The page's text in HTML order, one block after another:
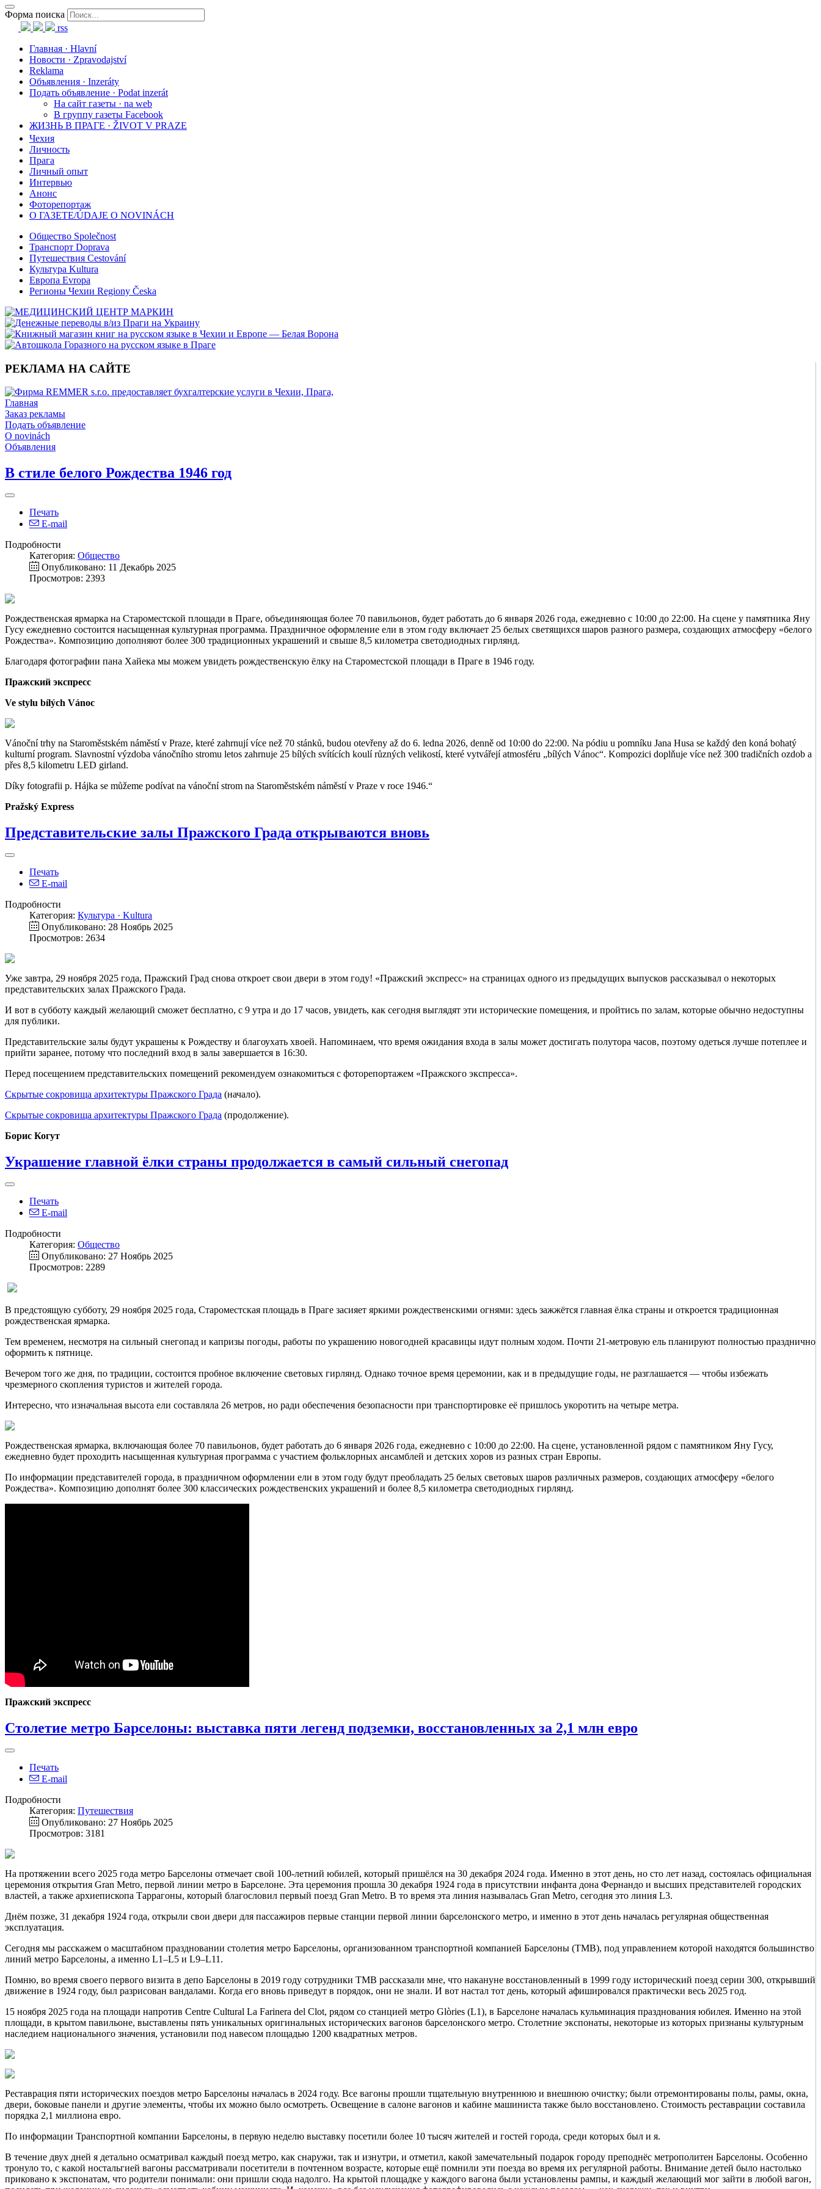
Форма поиска
rss
Главная · Hlavní
Новости · Zpravodajství
Reklama
Объявления · Inzeráty
Подать объявление · Podat inzerát
На сайт газеты · na web
В группу газеты Facebook
ЖИЗНЬ В ПРАГЕ · ŽIVOT V PRAZE
Чехия
Личность
Прага
Личный опыт
Интервью
Анонс
Фоторепортаж
О ГАЗЕТЕ/ÚDAJE O NOVINÁCH
Общество Společnost
Транспорт Doprava
Путешествия Cestování
Культура Kultura
Европа Evropa
Регионы Чехии Regiony Česka
РЕКЛАМА НА САЙТЕ
Главная
Заказ рекламы
Подать объявление
O novinách
Объявления
В стиле белого Рождества 1946 год
Печать
E-mail
Подробности
Категория: Общество
Опубликовано: 11 Декабрь 2025
Просмотров: 2393
Рождественская ярмарка на Староместской площади в Праге, объединяющая более 70 павильонов, будет работать до 6 января 2026 года, ежедневно с 10:00 до 22:00. На сцене у памятника Яну
Гусу ежедневно состоится насыщенная культурная программа. Праздничное оформление ели в этом году включает 25 белых светящихся шаров разного размера, создающих атмосферу «белого
Рождества». Композицию дополняют более 300 традиционных украшений и свыше 8,5 километра светодиодных гирлянд.
Благодаря фотографии пана Хайека мы можем увидеть рождественскую ёлку на Староместской площади в Праге в 1946 году.
Пражский экспресс
Ve stylu bílých Vánoc
Vánoční trhy na Staroměstském náměstí v Praze, které zahrnují více než 70 stánků, budou otevřeny až do 6. ledna 2026, denně od 10:00 do 22:00. Na pódiu u pomníku Jana Husa se každý den koná bohatý
kulturní program. Slavnostní výzdoba vánočního stromu letos zahrnuje 25 bílých svítících koulí různých velikostí, které vytvářejí atmosféru „bílých Vánoc“. Kompozici doplňuje více než 300 tradičních ozdob a
přes 8,5 kilometru LED girland.
Díky fotografii p. Hájka se můžeme podívat na vánoční strom na Staroměstském náměstí v Praze v roce 1946.“
Pražský Express
Представительские залы Пражского Града открываются вновь
Печать
E-mail
Подробности
Категория: Культура · Kultura
Опубликовано: 28 Ноябрь 2025
Просмотров: 2634
Уже завтра, 29 ноября 2025 года, Пражский Град снова откроет свои двери в этом году! «Пражский экспресс» на страницах одного из предыдущих выпусков рассказывал о некоторых
представительских залах Пражского Града.
И вот в субботу каждый желающий сможет бесплатно, с 9 утра и до 17 часов, увидеть, как сегодня выглядят эти исторические помещения, и пройтись по залам, которые обычно недоступны
для публики.
Представительские залы будут украшены к Рождеству и благоухать хвоей. Напоминаем, что время ожидания входа в залы может достигать полутора часов, поэтому одеться лучше потеплее и
прийти заранее, потому что последний вход в залы завершается в 16:30.
Перед посещением представительских помещений рекомендуем ознакомиться с фоторепортажем «Пражского экспресса».
Скрытые сокровища архитектуры Пражского Града (начало).
Скрытые сокровища архитектуры Пражского Града (продолжение).
Борис Когут
Украшение главной ёлки страны продолжается в самый сильный снегопад
Печать
E-mail
Подробности
Категория: Общество
Опубликовано: 27 Ноябрь 2025
Просмотров: 2289
В предстоящую субботу, 29 ноября 2025 года, Староместская площадь в Праге засияет яркими рождественскими огнями: здесь зажжётся главная ёлка страны и откроется традиционная
рождественская ярмарка.
Тем временем, несмотря на сильный снегопад и капризы погоды, работы по украшению новогодней красавицы идут полным ходом. Почти 21-метровую ель планируют полностью празднично
оформить к пятнице.
Вечером того же дня, по традиции, состоится пробное включение световых гирлянд. Однако точное время церемонии, как и в предыдущие годы, не разглашается — чтобы избежать
чрезмерного скопления туристов и жителей города.
Интересно, что изначальная высота ели составляла 26 метров, но ради обеспечения безопасности при транспортировке её пришлось укоротить на четыре метра.
Рождественская ярмарка, включающая более 70 павильонов, будет работать до 6 января 2026 года, ежедневно с 10:00 до 22:00. На сцене, установленной рядом с памятником Яну Гусу,
ежедневно будет проходить насыщенная культурная программа с участием фольклорных ансамблей и детских хоров из разных стран Европы.
По информации представителей города, в праздничном оформлении ели в этом году будут преобладать 25 белых световых шаров различных размеров, создающих атмосферу «белого
Рождества». Композицию дополнят более 300 классических рождественских украшений и более 8,5 километра светодиодных гирлянд.
Пражский экспресс
Столетие метро Барселоны: выставка пяти легенд подземки, восстановленных за 2,1 млн евро
Печать
E-mail
Подробности
Категория: Путешествия
Опубликовано: 27 Ноябрь 2025
Просмотров: 3181
На протяжении всего 2025 года метро Барселоны отмечает свой 100-летний юбилей, который пришёлся на 30 декабря 2024 года. Именно в этот день, но сто лет назад, состоялась официальная
церемония открытия Gran Metro, первой линии метро в Барселоне. Эта церемония прошла 30 декабря 1924 года в присутствии инфанта дона Фернандо и высших представителей городских
властей, а также архиепископа Таррагоны, который благословил первый поезд Gran Metro. В то время эта линия называлась Gran Metro, сегодня это линия L3.
Днём позже, 31 декабря 1924 года, открыли свои двери для пассажиров первые станции первой линии барселонского метро, и именно в этот день началась регулярная общественная
эксплуатация.
Сегодня мы расскажем о масштабном праздновании столетия метро Барселоны, организованном транспортной компанией Барселоны (TMB), под управлением которой находятся большинство
линий метро Барселоны, а именно L1–L5 и L9–L11.
Помню, во время своего первого визита в депо Барселоны в 2019 году сотрудники TMB рассказали мне, что накануне восстановленный в 1999 году исторический поезд серии 300, открывший
движение в 1924 году, был разрисован вандалами. Когда его вновь приведут в порядок, они не знали. И вот настал тот день, который афишировался практически весь 2025 год.
15 ноября 2025 года на площади напротив Centre Cultural La Farinera del Clot, рядом со станцией метро Glòries (L1), в Барселоне началась кульминация празднования юбилея. Именно на этой
площади, в крытом павильоне, выставлены пять уникальных оригинальных исторических вагонов барселонского метро. Столетние экспонаты, некоторые из которых признаны культурным
наследием национального значения, установили под навесом площадью 1200 квадратных метров.
Реставрация пяти исторических поездов метро Барселоны началась в 2024 году. Все вагоны прошли тщательную внутреннюю и внешнюю очистку; были отремонтированы полы, рамы, окна,
двери, боковые панели и другие элементы, чтобы их можно было осмотреть. Освещение в салоне вагонов и кабине машиниста также было восстановлено. Стоимость реставрации составила
порядка 2,1 миллиона евро.
По информации Транспортной компании Барселоны, в первую неделю выставку посетили более 10 тысяч жителей и гостей города, среди которых был и я.
В течение двух дней я детально осматривал каждый поезд метро, как снаружи, так и изнутри, и отметил, какой замечательный подарок городу преподнёс метрополитен Барселоны. Особенно
тронуло то, с какой ностальгией вагоны рассматривали посетители в почтенном возрасте, которые ещё помнили эти поезда во время их регулярной работы. Внимание детей было настолько
приковано к экспонатам, что родители понимали: они пришли сюда надолго. На крытой площадке у каждого вагона были установлены рампы, и каждый желающий мог зайти в любой вагон,